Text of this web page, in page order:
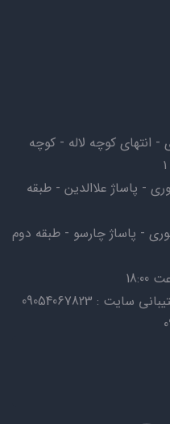
- انتهای کوچه لاله - کوچه
- پاساژ علاالدین - طبقه
- پاساژ چارسو - طبقه دوم
: 09054067823